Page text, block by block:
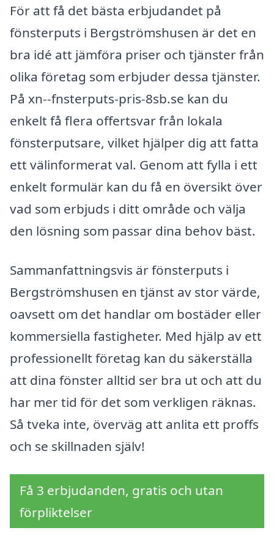
För att få det bästa erbjudandet på
fönsterputs i Bergströmshusen är det en
bra idé att jämföra priser och tjänster från
olika företag som erbjuder dessa tjänster.
På xn--fnsterputs-pris-8sb.se kan du
enkelt få flera offertsvar från lokala
fönsterputsare, vilket hjälper dig att fatta
ett välinformerat val. Genom att fylla i ett
enkelt formulär kan du få en översikt över
vad som erbjuds i ditt område och välja
den lösning som passar dina behov bäst.
Sammanfattningsvis är fönsterputs i
Bergströmshusen en tjänst av stor värde,
oavsett om det handlar om bostäder eller
kommersiella fastigheter. Med hjälp av ett
professionellt företag kan du säkerställa
att dina fönster alltid ser bra ut och att du
har mer tid för det som verkligen räknas.
Så tveka inte, överväg att anlita ett proffs
och se skillnaden själv!
Få 3 erbjudanden, gratis och utan
förpliktelser